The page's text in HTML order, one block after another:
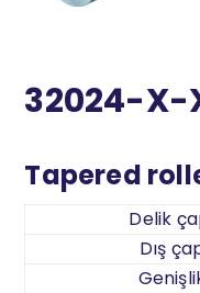
32024-X-
Tapered
Delik
Dış